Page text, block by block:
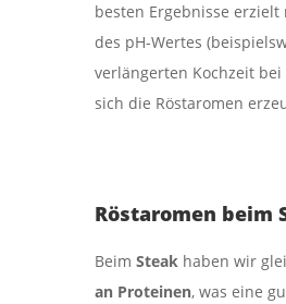
besten Ergebnisse erzielt
des pH-Wertes
verlängerten Kochzeit
sich die Röstaromen
Röstaromen beim
Beim Steak haben wir
an Proteinen, was eine